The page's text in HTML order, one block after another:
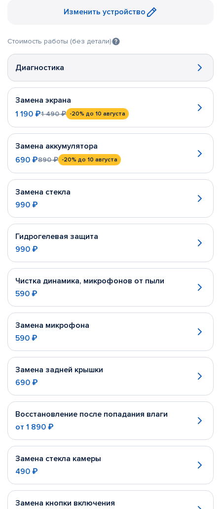
Изменить устройство
Стоимость работы (без детали)
Диагностика
Замена экрана
1 190 ₽1 490 ₽ -20% до 10 августа
Замена аккумулятора
690 ₽890 ₽ -20% до 10 августа
Замена стекла
990 ₽
Гидрогелевая защита
990 ₽
Чистка динамика, микрофонов от пыли
590 ₽
Замена микрофона
590 ₽
Замена задней крышки
690 ₽
Восстановление после попадания влаги
от 1 890 ₽
Замена стекла камеры
490 ₽
Замена кнопки включения